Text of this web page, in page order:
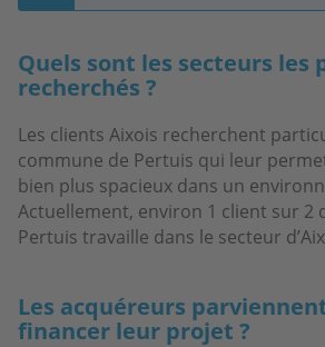
Quels sont les secteurs les
recherchés ?
Les clients Aixois recherchent
commune de Pertuis qui leur
bien plus spacieux dans un
Actuellement, environ 1 client sur 2
Pertuis travaille dans le secteur
Les acquéreurs
financer leur projet ?